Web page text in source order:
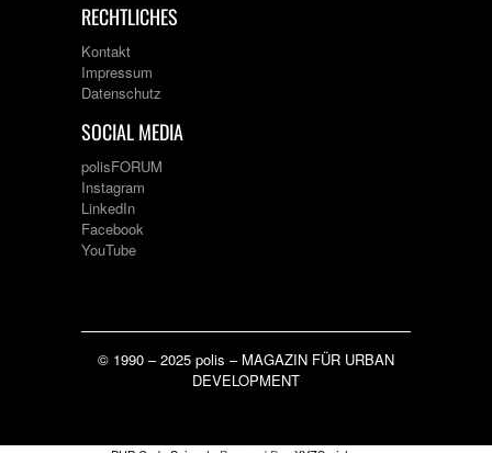
RECHTLICHES
Kontakt
Impressum
Datenschutz
SOCIAL MEDIA
polisFORUM
Instagram
LinkedIn
Facebook
YouTube
© 1990 – 2025 polis – MAGAZIN FÜR URBAN
DEVELOPMENT